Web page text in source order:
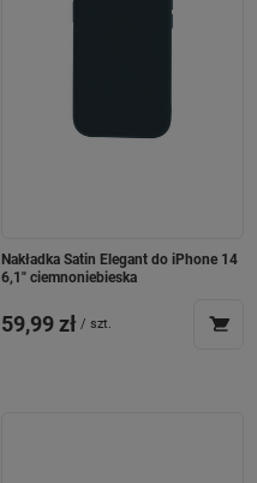
Nakładka Satin Elegant do iPhone 14
6,1" ciemnoniebieska
59,99 zł / szt.